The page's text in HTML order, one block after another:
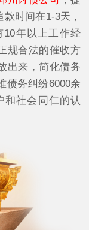
时间在1-3天，
年以上工作经
规合法的催收方
出来，简化债务
债务纠纷6000余
和社会同仁的认